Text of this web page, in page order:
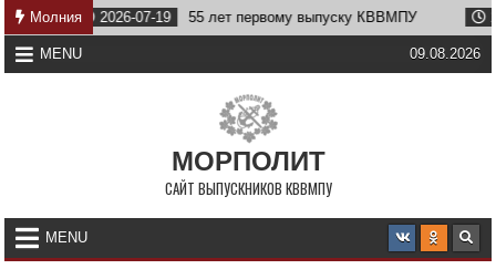
Skip
to
content
Молния
2026-07-19 55 лет первому выпуску КВВМПУ 2026-
MENU 09.08.2026
МОРПОЛИТ
САЙТ ВЫПУСКНИКОВ КВВМПУ
MENU